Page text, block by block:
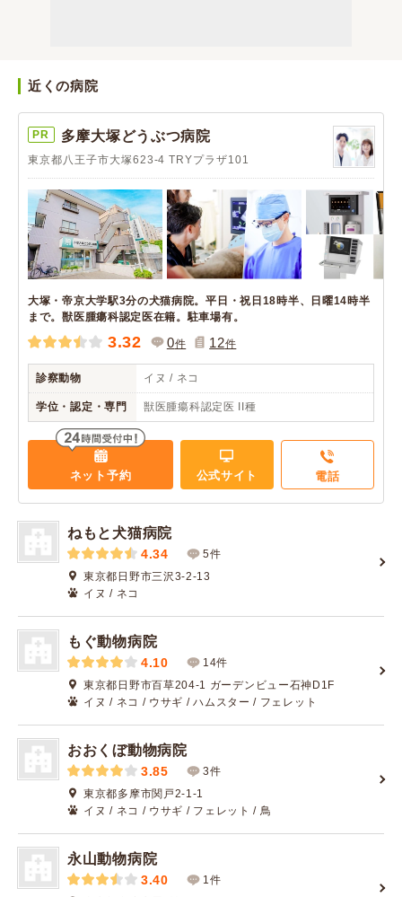
近くの病院
PR 多摩大塚どうぶつ病院
東京都八王子市大塚623-4 TRYプラザ101
大塚・帝京大学駅3分の犬猫病院。平日・祝日18時半、日曜14時半
まで。獣医腫瘍科認定医在籍。駐車場有。
3.32 0件 12件
診察動物 イヌ / ネコ
学位・認定・専門 獣医腫瘍科認定医 II種
ネット予約 公式サイト 電話
ねもと犬猫病院
4.34
5件
東京都日野市三沢3-2-13
イヌ / ネコ
もぐ動物病院
4.10
14件
東京都日野市百草204-1 ガーデンビュー石神D1F
イヌ / ネコ / ウサギ / ハムスター / フェレット
おおくぼ動物病院
3.85
3件
東京都多摩市関戸2-1-1
イヌ / ネコ / ウサギ / フェレット / 鳥
永山動物病院
3.40
1件